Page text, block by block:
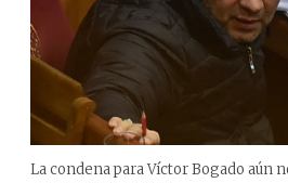
La condena para Víctor Bogado aún